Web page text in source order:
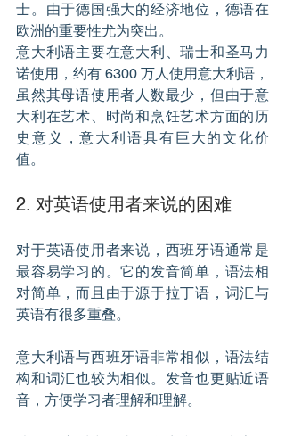
士。由于德国强大的经济地位，德语在
欧洲的重要性尤为突出。
意大利语主要在意大利、瑞士和圣马力
诺使用，约有 6300 万人使用意大利语，
虽然其母语使用者人数最少，但由于意
大利在艺术、时尚和烹饪艺术方面的历
史意义，意大利语具有巨大的文化价
值。
2. 对英语使用者来说的困难
对于英语使用者来说，西班牙语通常是
最容易学习的。它的发音简单，语法相
对简单，而且由于源于拉丁语，词汇与
英语有很多重叠。
意大利语与西班牙语非常相似，语法结
构和词汇也较为相似。发音也更贴近语
音，方便学习者理解和理解。